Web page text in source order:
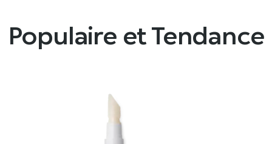
Populaire et Tendance